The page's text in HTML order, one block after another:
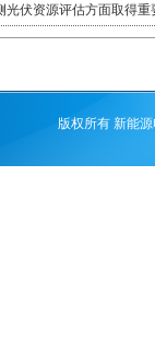
光伏资源评估方面取得重
版权所有 新能